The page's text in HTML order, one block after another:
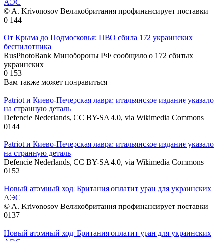
АЭС
© A. Krivonosov Великобритания профинансирует поставки
0 144
От Крыма до Подмосковья: ПВО сбила 172 украинских
беспилотника
RusPhotoBank Минобороны РФ сообщило о 172 сбитых
украинских
0 153
Вам также может понравиться
Patriot и Киево-Печерская лавра: итальянское издание указало
на странную деталь
Defencie Nederlands, CC BY-SA 4.0, via Wikimedia Commons
0144
Patriot и Киево-Печерская лавра: итальянское издание указало
на странную деталь
Defencie Nederlands, CC BY-SA 4.0, via Wikimedia Commons
0152
Новый атомный ход: Британия оплатит уран для украинских
АЭС
© A. Krivonosov Великобритания профинансирует поставки
0137
Новый атомный ход: Британия оплатит уран для украинских